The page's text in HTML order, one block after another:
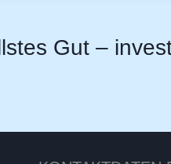
Gut –